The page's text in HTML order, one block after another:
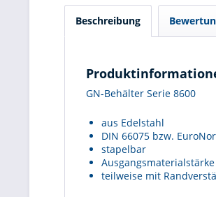
Beschreibung
GN-Behälter Serie 8600
aus Edelstahl
DIN 66075 bzw.
stapelbar
Ausgangsmaterialstärke
teilweise mit